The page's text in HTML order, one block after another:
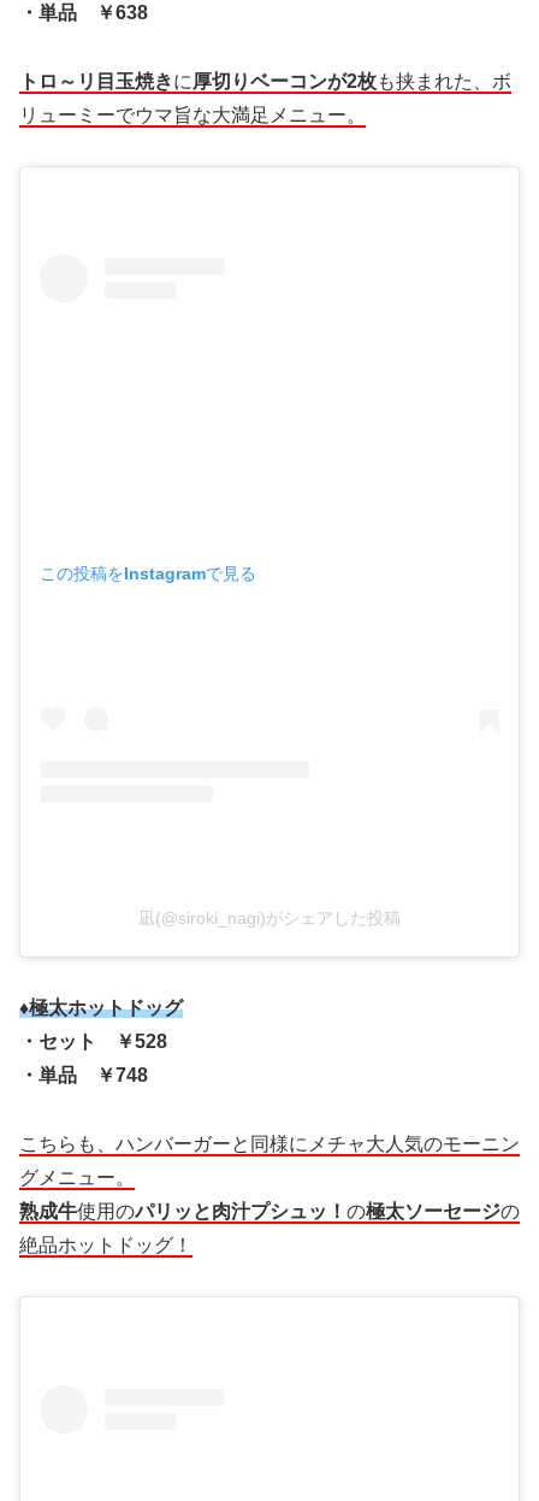
・単品 ￥638
トロ～リ目玉焼きに 厚切りベーコンが2枚も挟まれた、ボ
リューミーでウマ旨な大満足メニュー。
この投稿をInstagramで見る
凪(@siroki_nagi)がシェアした投稿
♦極太ホットドッグ
・セット ￥528
・単品 ￥748
こちらも、ハンバーガーと同様にメチャ大人気のモーニン
グメニュー。
熟成牛使用のパリッと肉汁プシュッ！ の極太ソーセージの
絶品ホットドッグ！